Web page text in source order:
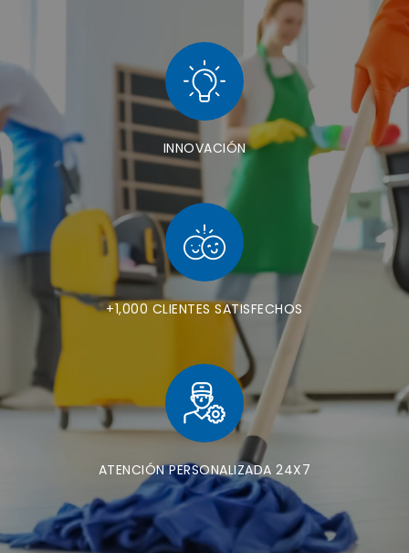
INNOVACIÓN
+1,000 CLIENTES SATISFECHOS
ATENCIÓN PERSONALIZADA 24X7